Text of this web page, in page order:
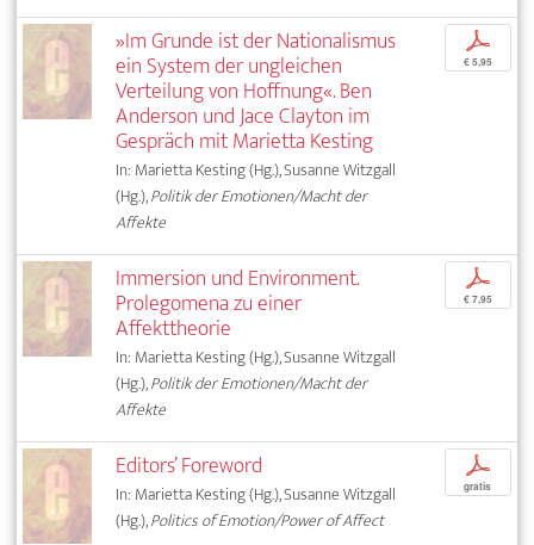
»Im Grunde ist der Nationalismus
ein System der ungleichen
Verteilung von Hoffnung«. Ben
Anderson und Jace Clayton im
Gespräch mit Marietta Kesting
In: Marietta Kesting (Hg.), Susanne Witzgall
(Hg.),Politik der Emotionen/Macht der
Affekte
p
€ 5,95
Immersion und Environment.
Prolegomena zu einer
Affekttheorie
In: Marietta Kesting (Hg.), Susanne Witzgall
(Hg.),Politik der Emotionen/Macht der
Affekte
p
€ 7,95
Editors’ Foreword
In: Marietta Kesting (Hg.), Susanne Witzgall
(Hg.),Politics of Emotion/Power of Affect
p
gratis